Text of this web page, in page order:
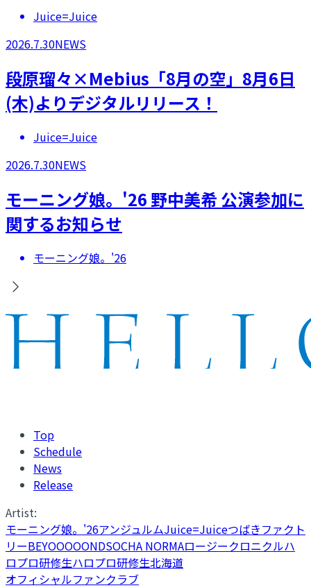
Juice=Juice
2026.7.30NEWS
段原瑠々×Mebius「8月の空」8月6日
(木)よりデジタルリリース！
Juice=Juice
2026.7.30NEWS
モーニング娘。'26 野中美希 公演参加に
関するお知らせ
モーニング娘。'26
Top
Schedule
News
Release
Artist:
モーニング娘。'26アンジュルムJuice=Juiceつばきファクト
リーBEYOOOOONDSOCHA NORMAロージークロニクルハ
ロプロ研修生ハロプロ研修生北海道
オフィシャルファンクラブ